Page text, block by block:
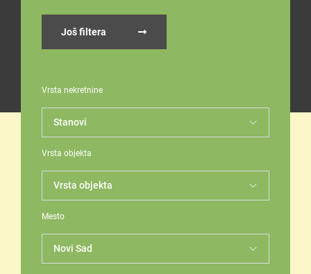
Još filtera
Vrsta nekretnine
Vrsta objekta
Mesto